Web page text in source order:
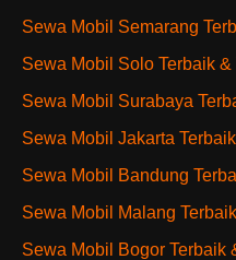
Sewa Mobil Semarang
Sewa Mobil Solo Terbaik &
Sewa Mobil Surabaya
Sewa Mobil Jakarta
Sewa Mobil Bandung
Sewa Mobil Malang
Sewa Mobil Bogor Terbaik